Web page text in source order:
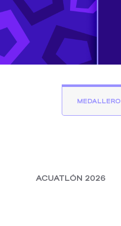
MEDALLERO
ACUATLÓN 2026